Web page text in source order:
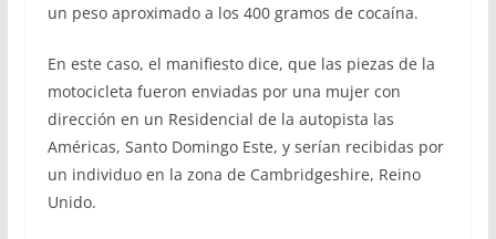
un peso aproximado a los 400 gramos de cocaína.
En este caso, el manifiesto dice, que las piezas de la
motocicleta fueron enviadas por una mujer con
dirección en un Residencial de la autopista las
Américas, Santo Domingo Este, y serían recibidas por
un individuo en la zona de Cambridgeshire, Reino
Unido.